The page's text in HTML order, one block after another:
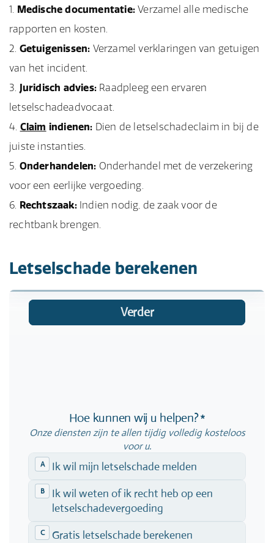
Medische documentatie: Verzamel alle medische
rapporten en kosten.
Getuigenissen: Verzamel verklaringen van getuigen
van het incident.
Juridisch advies: Raadpleeg een ervaren
letselschadeadvocaat.
Claim indienen: Dien de letselschadeclaim in bij de
juiste instanties.
Onderhandelen: Onderhandel met de verzekering
voor een eerlijke vergoeding.
Rechtszaak:Indien nodig, de zaak voor de
rechtbank brengen.
Letselschade berekenen